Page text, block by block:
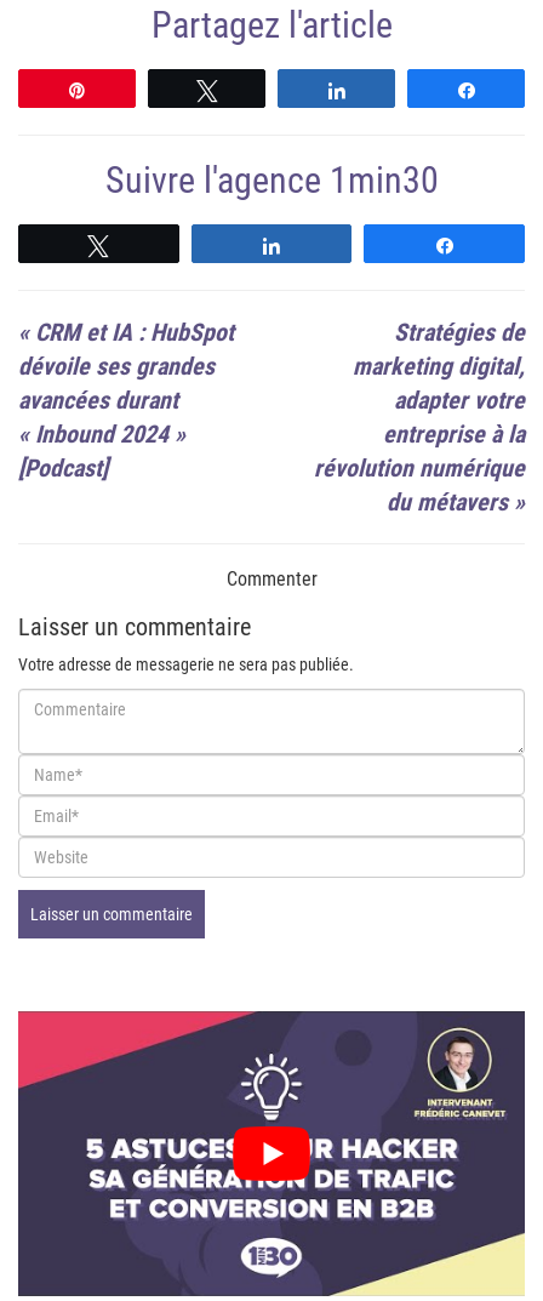
Partagez l'article
Suivre l'agence 1min30
« CRM et IA : HubSpot
dévoile ses grandes
avancées durant
« Inbound 2024 »
[Podcast]
Stratégies de
marketing digital,
adapter votre
entreprise à la
révolution numérique
du métavers»
Commenter
Laisser un commentaire
Votre adresse de messagerie ne sera pas publiée.